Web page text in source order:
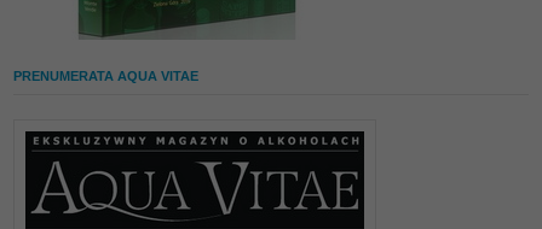
PRENUMERATA AQUA VITAE